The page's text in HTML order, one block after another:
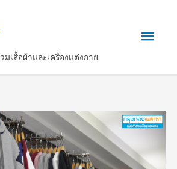
เสื้อผ้าและเครื่องแต่งกาย